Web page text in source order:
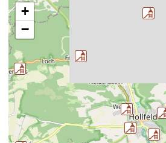
+
−